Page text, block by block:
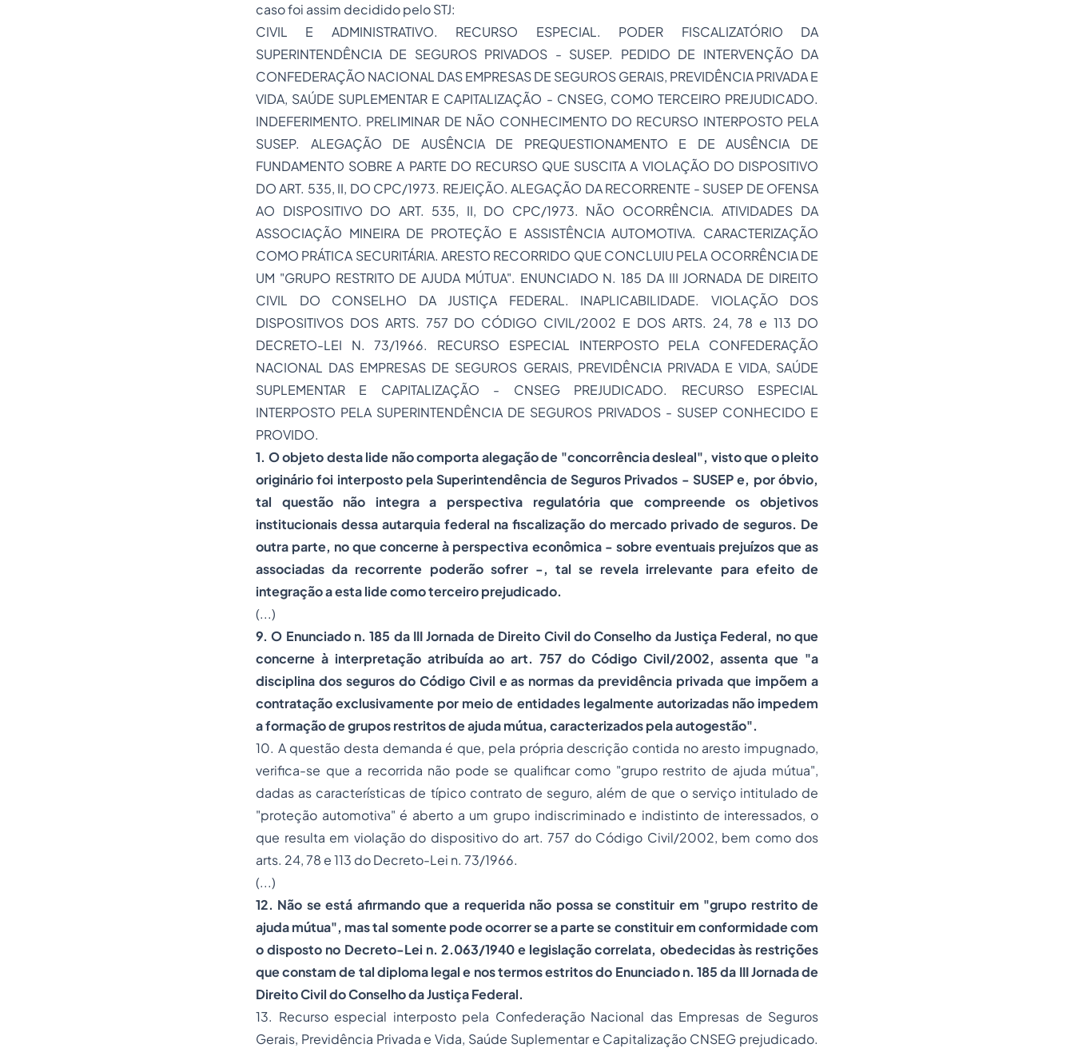
caso foi assim decidido pelo STJ:
CIVIL E ADMINISTRATIVO. RECURSO ESPECIAL. PODER FISCALIZATÓRIO DA
SUPERINTENDÊNCIA DE SEGUROS PRIVADOS - SUSEP. PEDIDO DE INTERVENÇÃO DA
CONFEDERAÇÃO NACIONAL DAS EMPRESAS DE SEGUROS GERAIS, PREVIDÊNCIA PRIVADA E
VIDA, SAÚDE SUPLEMENTAR E CAPITALIZAÇÃO - CNSEG, COMO TERCEIRO PREJUDICADO.
INDEFERIMENTO. PRELIMINAR DE NÃO CONHECIMENTO DO RECURSO INTERPOSTO PELA
SUSEP. ALEGAÇÃO DE AUSÊNCIA DE PREQUESTIONAMENTO E DE AUSÊNCIA DE
FUNDAMENTO SOBRE A PARTE DO RECURSO QUE SUSCITA A VIOLAÇÃO DO DISPOSITIVO
DO ART. 535, II, DO CPC/1973. REJEIÇÃO. ALEGAÇÃO DA RECORRENTE - SUSEP DE OFENSA
AO DISPOSITIVO DO ART. 535, II, DO CPC/1973. NÃO OCORRÊNCIA. ATIVIDADES DA
ASSOCIAÇÃO MINEIRA DE PROTEÇÃO E ASSISTÊNCIA AUTOMOTIVA. CARACTERIZAÇÃO
COMO PRÁTICA SECURITÁRIA. ARESTO RECORRIDO QUE CONCLUIU PELA OCORRÊNCIA DE
UM "GRUPO RESTRITO DE AJUDA MÚTUA". ENUNCIADO N. 185 DA III JORNADA DE DIREITO
CIVIL DO CONSELHO DA JUSTIÇA FEDERAL. INAPLICABILIDADE. VIOLAÇÃO DOS
DISPOSITIVOS DOS ARTS. 757 DO CÓDIGO CIVIL/2002 E DOS ARTS. 24, 78 e 113 DO
DECRETO-LEI N. 73/1966. RECURSO ESPECIAL INTERPOSTO PELA CONFEDERAÇÃO
NACIONAL DAS EMPRESAS DE SEGUROS GERAIS, PREVIDÊNCIA PRIVADA E VIDA, SAÚDE
SUPLEMENTAR E CAPITALIZAÇÃO - CNSEG PREJUDICADO. RECURSO ESPECIAL
INTERPOSTO PELA SUPERINTENDÊNCIA DE SEGUROS PRIVADOS - SUSEP CONHECIDO E
PROVIDO.
1. O objeto desta lide não comporta alegação de "concorrência desleal", visto que o pleito
originário foi interposto pela Superintendência de Seguros Privados - SUSEP e, por óbvio,
tal questão não integra a perspectiva regulatória que compreende os objetivos
institucionais dessa autarquia federal na fiscalização do mercado privado de seguros. De
outra parte, no que concerne à perspectiva econômica - sobre eventuais prejuízos que as
associadas da recorrente poderão sofrer -, tal se revela irrelevante para efeito de
integração a esta lide como terceiro prejudicado.
(...)
9. O Enunciado n. 185 da III Jornada de Direito Civil do Conselho da Justiça Federal, no que
concerne à interpretação atribuída ao art. 757 do Código Civil/2002, assenta que "a
disciplina dos seguros do Código Civil e as normas da previdência privada que impõem a
contratação exclusivamente por meio de entidades legalmente autorizadas não impedem
a formação de grupos restritos de ajuda mútua, caracterizados pela autogestão".
10. A questão desta demanda é que, pela própria descrição contida no aresto impugnado,
verifica-se que a recorrida não pode se qualificar como "grupo restrito de ajuda mútua",
dadas as características de típico contrato de seguro, além de que o serviço intitulado de
"proteção automotiva" é aberto a um grupo indiscriminado e indistinto de interessados, o
que resulta em violação do dispositivo do art. 757 do Código Civil/2002, bem como dos
arts. 24, 78 e 113 do Decreto-Lei n. 73/1966.
(...)
12. Não se está afirmando que a requerida não possa se constituir em "grupo restrito de
ajuda mútua", mas tal somente pode ocorrer se a parte se constituir em conformidade com
o disposto no Decreto-Lei n. 2.063/1940 e legislação correlata, obedecidas às restrições
que constam de tal diploma legal e nos termos estritos do Enunciado n. 185 da III Jornada de
Direito Civil do Conselho da Justiça Federal.
13. Recurso especial interposto pela Confederação Nacional das Empresas de Seguros
Gerais, Previdência Privada e Vida, Saúde Suplementar e Capitalização CNSEG prejudicado.